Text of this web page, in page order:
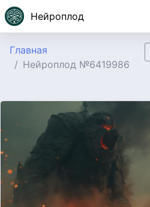
Нейроплод
Главная
Нейроплод №6419986